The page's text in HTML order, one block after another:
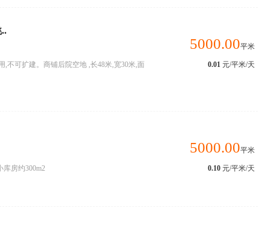
,不可扩建。商铺后院空地 ,长48米,宽30米,面
5000.00平米
0.01 元/平米/天
库房约300m2
5000.00平米
0.10 元/平米/天